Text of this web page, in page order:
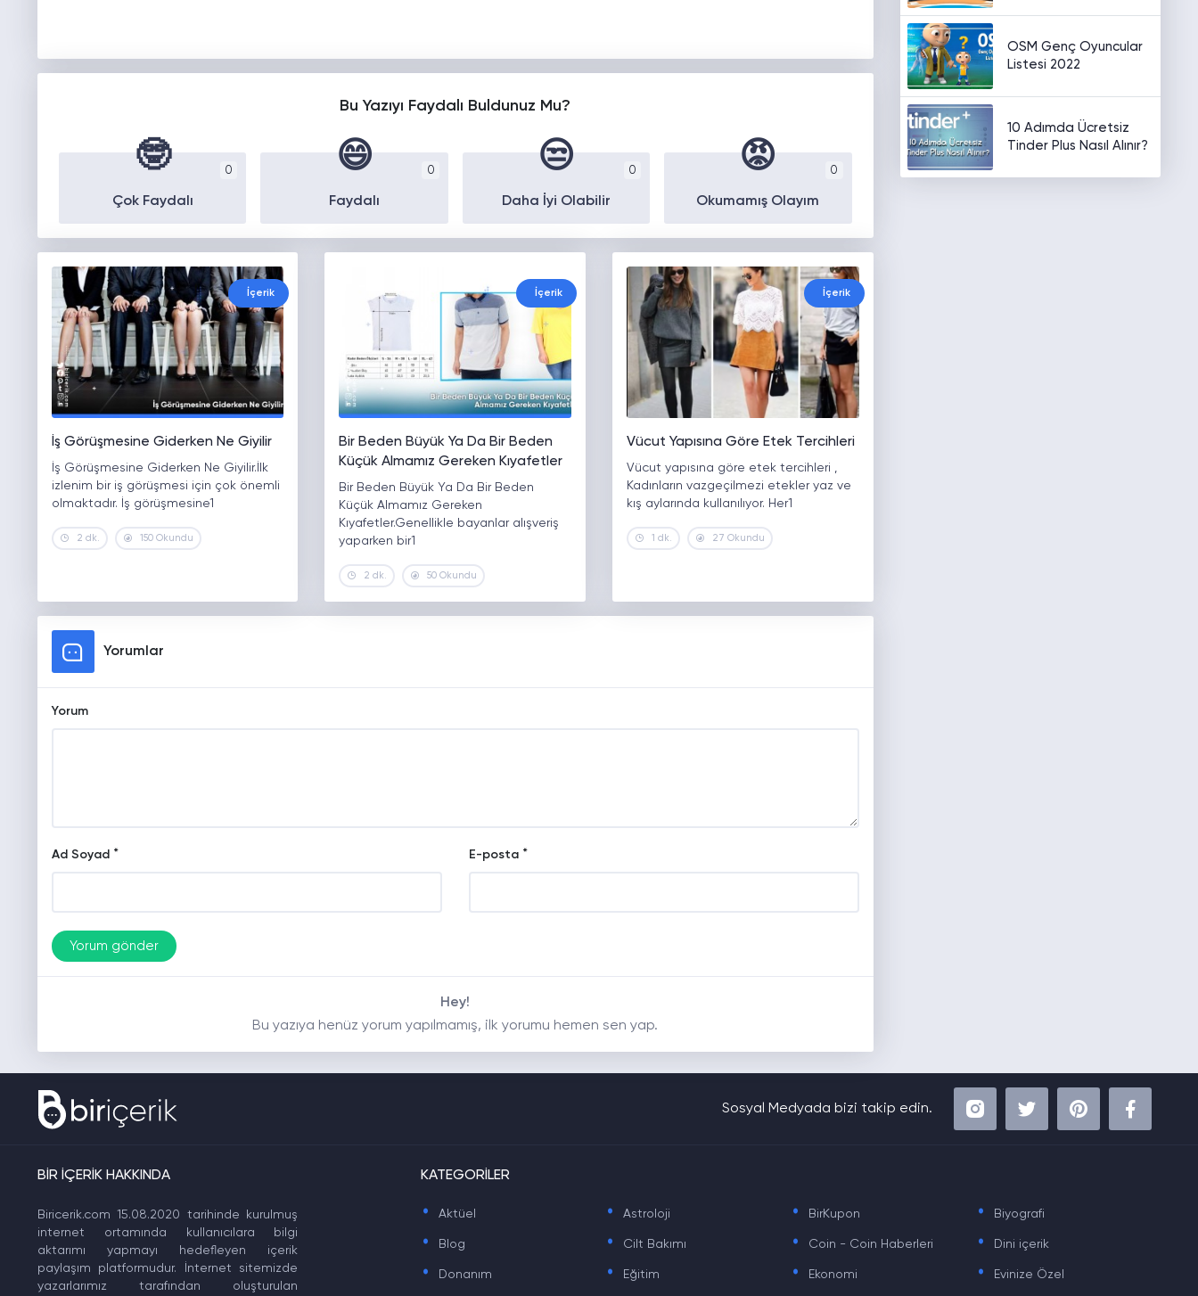
Bu Yazıyı Faydalı Buldunuz Mu?
0
🤓
Çok Faydalı
0
😄
Faydalı
0
😒
Daha İyi Olabilir
0
😡
Okumamış Olayım
İçerik
İş Görüşmesine Giderken Ne Giyilir
İş Görüşmesine Giderken Ne Giyilir.İlk
izlenim bir iş görüşmesi için çok önemli
olmaktadır. İş görüşmesine1
2 dk. 150 Okundu
İçerik
Bir Beden Büyük Ya Da Bir Beden
Küçük Almamız Gereken Kıyafetler
Bir Beden Büyük Ya Da Bir Beden
Küçük Almamız Gereken
Kıyafetler.Genellikle bayanlar alışveriş
yaparken bir1
2 dk. 50 Okundu
İçerik
Vücut Yapısına Göre Etek Tercihleri
Vücut yapısına göre etek tercihleri ,
Kadınların vazgeçilmezi etekler yaz ve
kış aylarında kullanılıyor. Her1
1 dk. 27 Okundu
Yorumlar
Yorum
Ad Soyad * E-posta *
Hey!
Bu yazıya henüz yorum yapılmamış, ilk yorumu hemen sen yap.
OSM Genç Oyuncular
Listesi 2022
10 Adımda Ücretsiz
Tinder Plus Nasıl Alınır?
Sosyal Medyada bizi takip edin.
BİR İÇERİK HAKKINDA
Biricerik.com 15.08.2020 tarihinde kurulmuş
internet ortamında kullanıcılara bilgi
aktarımı yapmayı hedefleyen içerik
paylaşım platformudur. İnternet sitemizde
yazarlarımız tarafından oluşturulan
KATEGORİLER
. Aktüel . Astroloji . BirKupon . Biyografi
. Blog . Cilt Bakımı . Coin - Coin Haberleri . Dini içerik
. Donanım . Eğitim . Ekonomi . Evinize Özel